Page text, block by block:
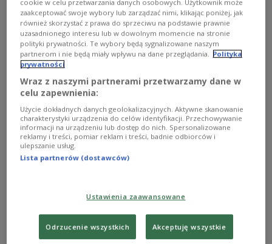
Duety w Dwójce 21 czerwca godz. 10:00
Duety w Dwójce 14 czerwca godz. 10:00
cookie w celu przetwarzania danych osobowych. Użytkownik może
zaakceptować swoje wybory lub zarządzać nimi, klikając poniżej, jak
również skorzystać z prawa do sprzeciwu na podstawie prawnie
uzasadnionego interesu lub w dowolnym momencie na stronie
polityki prywatności. Te wybory będą sygnalizowane naszym
partnerom i nie będą miały wpływu na dane przeglądania. Polityka
prywatności
Wraz z naszymi partnerami przetwarzamy dane w
celu zapewnienia:
Użycie dokładnych danych geolokalizacyjnych. Aktywne skanowanie
charakterystyki urządzenia do celów identyfikacji. Przechowywanie
informacji na urządzeniu lub dostęp do nich. Spersonalizowane
reklamy i treści, pomiar reklam i treści, badnie odbiorców i
ulepszanie usług.
Lista partnerów (dostawców)
Ustawienia zaawansowane
Odrzucenie wszystkich Akceptuję wszystkie